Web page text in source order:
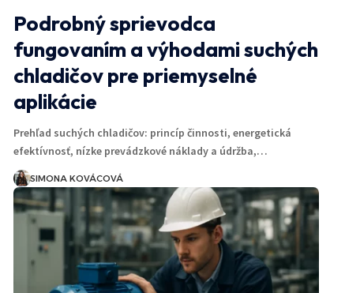
Podrobný sprievodca
fungovaním a výhodami suchých
chladičov pre priemyselné
aplikácie
Prehľad suchých chladičov: princíp činnosti, energetická
efektívnosť, nízke prevádzkové náklady a údržba,…
SIMONA KOVÁCOVÁ